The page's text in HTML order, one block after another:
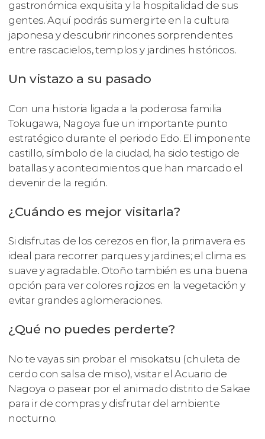
gastronómica exquisita y la hospitalidad de sus
gentes. Aquí podrás sumergirte en la cultura
japonesa y descubrir rincones sorprendentes
entre rascacielos, templos y jardines históricos.
Un vistazo a su pasado
Con una historia ligada a la poderosa familia
Tokugawa, Nagoya fue un importante punto
estratégico durante el periodo Edo. El imponente
castillo, símbolo de la ciudad, ha sido testigo de
batallas y acontecimientos que han marcado el
devenir de la región.
¿Cuándo es mejor visitarla?
Si disfrutas de los cerezos en flor, la primavera es
ideal para recorrer parques y jardines; el clima es
suave y agradable. Otoño también es una buena
opción para ver colores rojizos en la vegetación y
evitar grandes aglomeraciones.
¿Qué no puedes perderte?
No te vayas sin probar el misokatsu (chuleta de
cerdo con salsa de miso), visitar el Acuario de
Nagoya o pasear por el animado distrito de Sakae
para ir de compras y disfrutar del ambiente
nocturno.